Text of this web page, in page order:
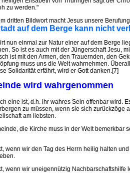
zu werden."
dritten Bildwort macht Jesus unsere
auf dem Berge kann nicht
nun einmal zur Natur einer auf dem Berge
So ist es auch mit der Jüngerschaft Jesu,
ist mit den Armen, den Trauernden, den
muss uns die Welt wahrnehmen.
Solidarität erfährt, wird er Gott danken.[7]
wird wahrgenommen
eine ist, d.h. ihr wahres Sein offenbar wird.
zu müssen, wenn sie sich zurückzöge
am liebsten.
die Kirche muss in der Welt bemerkbar
wenn wir den Tag des Herrn heilig halten
wenn wir uneigennützig Nachbarschaftshilfe